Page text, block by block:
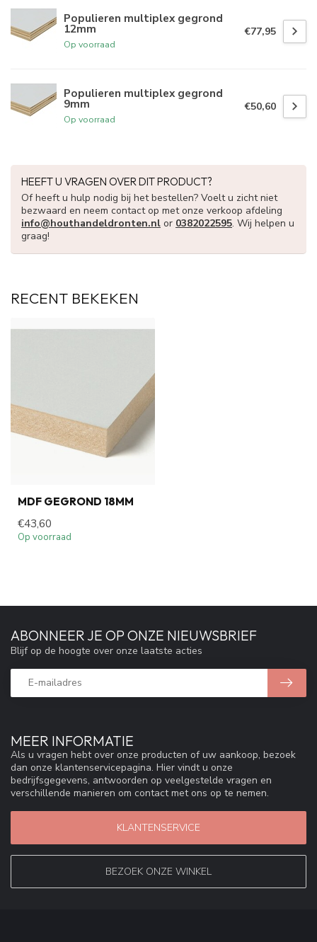
Populieren multiplex gegrond
12mm
Op voorraad
€77,95
Populieren multiplex gegrond
9mm
Op voorraad
€50,60
HEEFT U VRAGEN OVER DIT PRODUCT?
Of heeft u hulp nodig bij het bestellen? Voelt u zicht niet
bezwaard en neem contact op met onze verkoop afdeling
info@houthandeldronten.nl or 0382022595. Wij helpen u
graag!
RECENT BEKEKEN
MDF GEGROND 18MM
€43,60
Op voorraad
MEER INFORMATIE
Als u vragen hebt over onze producten of uw aankoop, bezoek
dan onze klantenservicepagina. Hier vindt u onze
bedrijfsgegevens, antwoorden op veelgestelde vragen en
verschillende manieren om contact met ons op te nemen.
KLANTENSERVICE
BEZOEK ONZE WINKEL
ABONNEER JE OP ONZE NIEUWSBRIEF
Blijf op de hoogte over onze laatste acties